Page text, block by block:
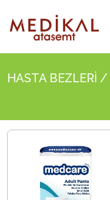
HASTA BEZLERİ